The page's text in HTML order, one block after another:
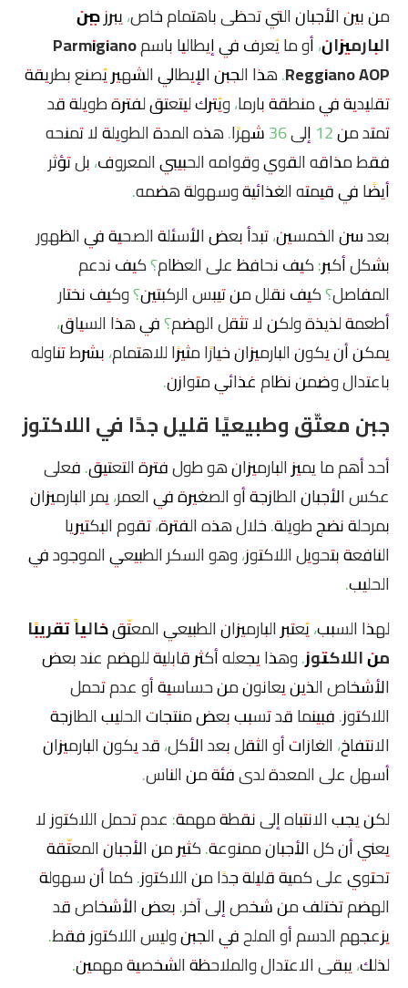
من بين الأجبان التي تحظى باهتمام خاص، يبرزجبن
البارميزان، أو ما يُعرف في إيطاليا باسمParmigiano
Reggiano AOP. هذا الجبن الإيطالي الشهير يُصنع بطريقة
تقليدية في منطقة بارما، ويُترك ليتعتق لفترة طويلة قد
تمتد من 12 إلى 36 شهرًا. هذه المدة الطويلة لا تمنحه
فقط مذاقه القوي وقوامه الحبيبي المعروف، بل تؤثر
أيضًا في قيمته الغذائية وسهولة هضمه.
بعد سن الخمسين، تبدأ بعض الأسئلة الصحية في الظهور
بشكل أكبر: كيف نحافظ على العظام؟ كيف ندعم
المفاصل؟ كيف نقلل من تيبس الركبتين؟ وكيف نختار
أطعمة لذيذة ولكن لا تثقل الهضم؟ في هذا السياق،
يمكن أن يكون البارميزان خيارًا مثيرًا للاهتمام، بشرط تناوله
باعتدال وضمن نظام غذائي متوازن.
جبن معتّق وطبيعيًا قليل جدًا في اللاكتوز
أحد أهم ما يميز البارميزان هو طول فترة التعتيق. فعلى
عكس الأجبان الطازجة أو الصغيرة في العمر، يمر البارميزان
بمرحلة نضج طويلة. خلال هذه الفترة، تقوم البكتيريا
النافعة بتحويل اللاكتوز، وهو السكر الطبيعي الموجود في
الحليب.
لهذا السبب، يُعتبر البارميزان الطبيعي المعتّقخالياً تقريبًا
من اللاكتوز. وهذا يجعله أكثر قابلية للهضم عند بعض
الأشخاص الذين يعانون من حساسية أو عدم تحمل
اللاكتوز. فبينما قد تسبب بعض منتجات الحليب الطازجة
الانتفاخ، الغازات أو الثقل بعد الأكل، قد يكون البارميزان
أسهل على المعدة لدى فئة من الناس.
لكن يجب الانتباه إلى نقطة مهمة: عدم تحمل اللاكتوز لا
يعني أن كل الأجبان ممنوعة. كثير من الأجبان المعتّقة
تحتوي على كمية قليلة جدًا من اللاكتوز. كما أن سهولة
الهضم تختلف من شخص إلى آخر. بعض الأشخاص قد
يزعجهم الدسم أو الملح في الجبن وليس اللاكتوز فقط.
لذلك، يبقى الاعتدال والملاحظة الشخصية مهمين.